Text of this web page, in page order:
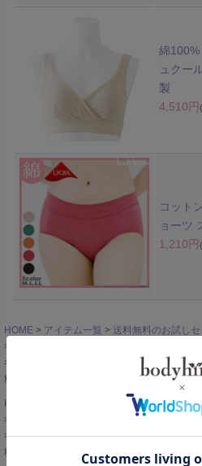
綿
ュクー
製
4,510円
コット
ョーツ
1,210円
HOME アイテム一覧
送料無料のお試し
肌にやさしい天然繊維のサニタリーショー
料
HOME
サニタリーショー
肌にやさしい天然繊維のサニタリーショ
料